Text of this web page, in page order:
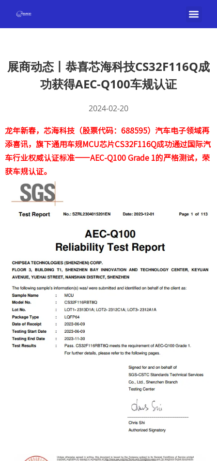
展商动态丨恭喜芯海科技CS32F116Q成
功获得AEC-Q100车规认证
2024-02-20
龙年新春，芯海科技（股票代码：688595）汽车电子领域再
添喜讯，旗下通用车规MCU芯片CS32F116Q成功通过国际汽
车行业权威认证标准——AEC-Q100 Grade 1的严格测试，荣
获车规认证。